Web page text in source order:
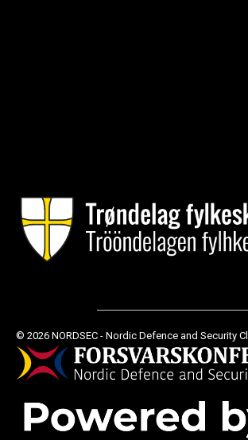
© 2026 NORDSEC - Nordic Defence and Security